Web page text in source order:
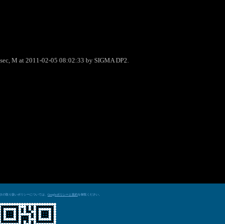
M at 2011-02-05 08:02:33 by SIGMA DP2.
取り扱いポリシーについては、 Googleポリシーと規約を御覧ください。